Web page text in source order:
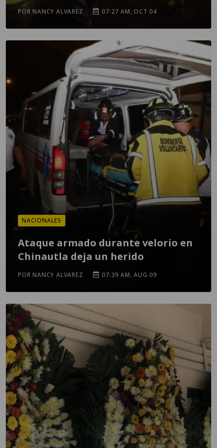
POR NANCY ALVAREZ 07:27 AM, OCT 04
NACIONALES
Ataque armado durante velorio en
Chinautla deja un herido
POR NANCY ALVAREZ 07:39 AM, AUG 09